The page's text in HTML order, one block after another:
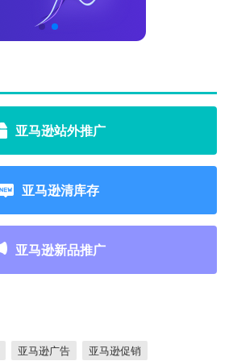
亚马逊站外推广
亚马逊清库存
亚马逊新品推广
亚马逊广告
亚马逊促销